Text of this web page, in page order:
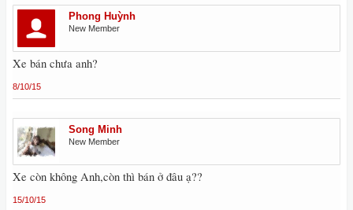
Phong Huỳnh
New Member
Xe bán chưa anh?
8/10/15
Song Minh
New Member
Xe còn không Anh,còn thì bán ở đâu ạ??
15/10/15